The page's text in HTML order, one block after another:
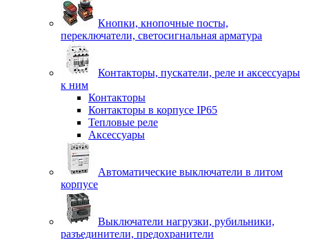
Кнопки, кнопочные посты,
переключатели, светосигнальная арматура
Контакторы, пускатели, реле и аксессуары
к ним
Контакторы
Контакторы в корпусе IP65
Тепловые реле
Аксессуары
Автоматические выключатели в литом
корпусе
Выключатели нагрузки, рубильники,
разъединители, предохранители